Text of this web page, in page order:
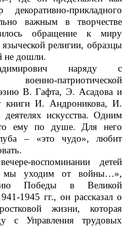
прикладного
важным в творчестве
обращение к миру
религии, образцы
не дошли.
наряду с
патриотической
В. Гафта, Э. Асадова и
книги И. Андроникова, И.
искусства. Одним
ему по душе. Для него
– «это чудо», любит
воспоминании детей
мы уходим от войны…»,
Победы в Великой
1945 гг., он рассказал о
жизни, которая
с Управления трудовых